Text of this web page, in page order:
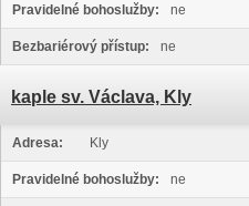
Pravidelné bohoslužby: ne
Bezbariérový přístup: ne
kaple sv. Václava, Kly
Adresa: Kly
Pravidelné bohoslužby: ne